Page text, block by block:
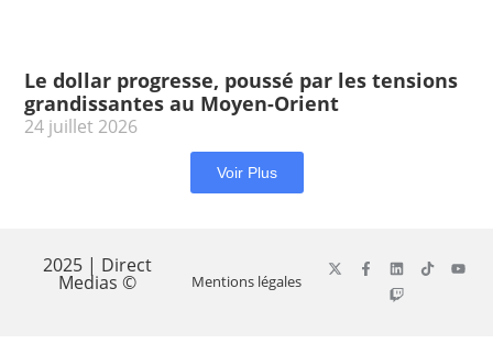
Le dollar progresse, poussé par les tensions
grandissantes au Moyen-Orient
24 juillet 2026
Voir Plus
2025 | Direct
Medias © Mentions légales